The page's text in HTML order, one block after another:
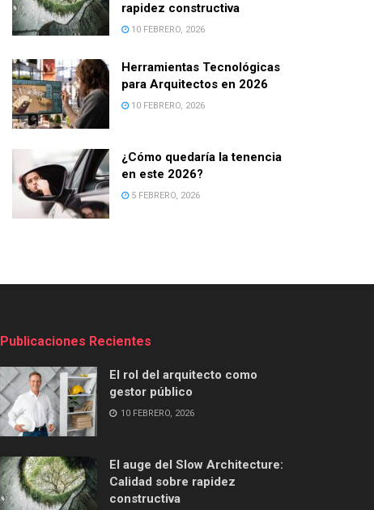
rapidez constructiva
10 FEBRERO, 2026
Herramientas Tecnológicas
para Arquitectos en 2026
10 FEBRERO, 2026
¿Cómo quedaría la tenencia
en este 2026?
5 FEBRERO, 2026
Publicaciones Recientes
El rol del arquitecto como
gestor público
10 FEBRERO, 2026
El auge del Slow Architecture:
Calidad sobre rapidez
constructiva